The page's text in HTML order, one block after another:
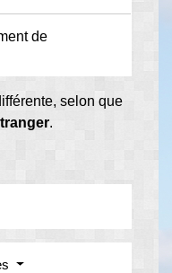
de
selon que
.